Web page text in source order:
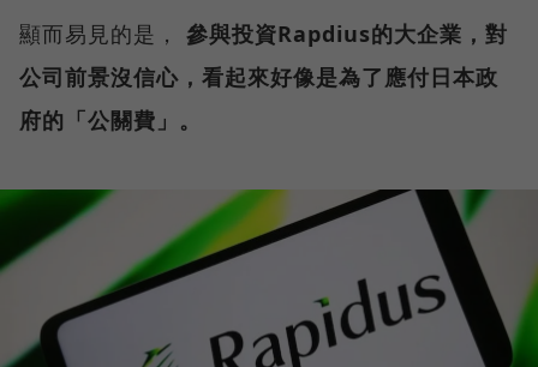
顯而易見的是， 參與投資Rapdius的大企業，對
公司前景沒信心，看起來好像是為了應付日本政
府的「公關費」。